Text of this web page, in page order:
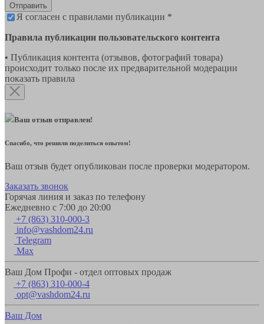
Отправить
Я согласен с правилами публикации *
Правила публикации пользовательского контента
• Публикация контента (отзывов, фотографий товара)
происходит только после их предварительной модерации
показать правила
Ваш отзыв отправлен!
Спасибо, что решили поделиться опытом!
Ваш отзыв будет опубликован после проверки модератором.
Заказать звонок
Горячая линия и заказ по телефону
Ежедневно с 7:00 до 20:00
+7 (863) 310-000-3
info@vashdom24.ru
Telegram
Max
Ваш Дом Профи - отдел оптовых продаж
+7 (863) 310-000-4
opt@vashdom24.ru
Ваш Дом